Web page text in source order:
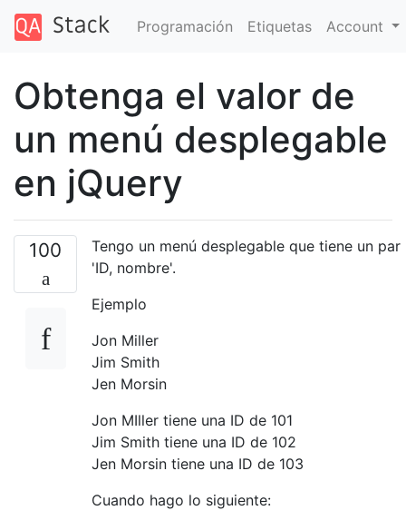
Programación Etiquetas Account
Obtenga el valor de
un menú desplegable
en jQuery
100
Tengo un menú desplegable que tiene un par
'ID, nombre'.
Ejemplo
Jon Miller
Jim Smith
Jen Morsin
Jon MIller tiene una ID de 101
Jim Smith tiene una ID de 102
Jen Morsin tiene una ID de 103
Cuando hago lo siguiente: